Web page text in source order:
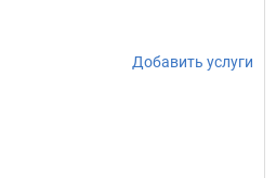
Добавить услуги